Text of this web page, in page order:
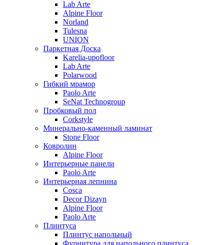
Lab Arte
Alpine Floor
Norland
Tulesna
UNION
Паркетная Доска
Karelia-upofloor
Lab Arte
Polarwood
Гибкий мрамор
Paolo Arte
SeNat Technogroup
Пробковый пол
Corkstyle
Минерально-каменный ламинат
Stone Floor
Ковролин
Alpine Floor
Интерьерные панели
Paolo Arte
Интерьерная лепнина
Cosca
Decor Dizayn
Alpine Floor
Paolo Arte
Плинтуса
Плинтус напольный
Фурнитура для напольного плинтуса